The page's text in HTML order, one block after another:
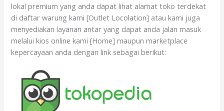
lokal premium yang anda dapat lihat alamat toko terdekat
di daftar warung kami [Outlet Locolation] atau kami juga
menyediakan layanan antar yang dapat anda jalan masuk
melalui kios online kami [Home] maupun marketplace
kepercayaan anda dengan link sebagai berikut: